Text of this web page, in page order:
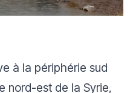
à la périphérie sud
nord-est de la Syrie,